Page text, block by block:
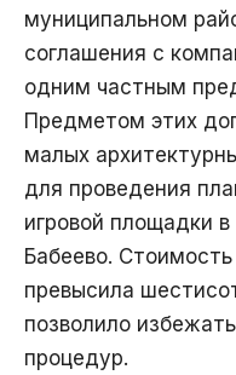
муниципальном
соглашения с
одним частным
Предметом этих
малых
для проведения
игровой площадки
Бабеево.
превысила
позволило
процедур.